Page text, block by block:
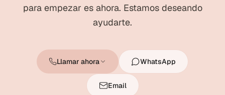
para empezar es ahora. Estamos deseando
ayudarte.
Llamar ahora WhatsApp
Email